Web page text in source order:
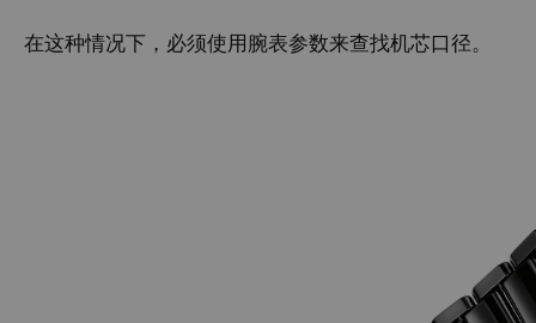
在这种情况下，必须使用腕表参数来查找机芯口径。